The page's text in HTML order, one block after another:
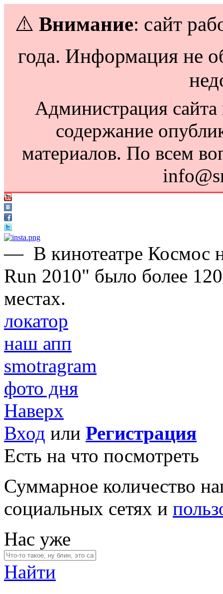
⚠️ Внимание: сайт
года. Информация не
Администрация сайта
содержание
материалов. По всем
— В кинотеатре Космос
Run 2010" было более
местах.
локатор
наш апп
smotragram
фото дня
Наверх
Вход или Регистрация
Есть на что посмотреть
Суммарное количество
социальных сетях и
Нас уже
Найти